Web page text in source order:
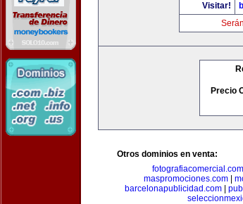
Visitar!
Precio
Otros dominios en venta:
fotografiacomercial.com
maspromociones.com
barcelonapublicidad.com|